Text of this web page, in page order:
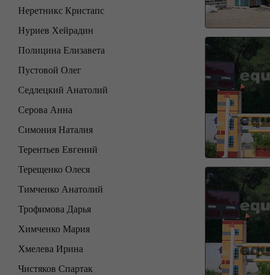
Неретникс Кристапс
Нуриев Хейрадин
Полицина Елизавета
Пустовой Олег
Седлецкий Анатолий
Серова Анна
Симония Наталия
Терентьев Евгений
Терещенко Олеся
Тимченко Анатолий
Трофимова Дарья
Химченко Мария
Хмелева Ирина
Чистяков Спартак